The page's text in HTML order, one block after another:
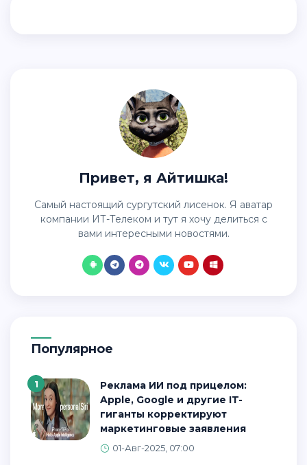
Привет, я Айтишка!
Самый настоящий сургутский лисенок. Я аватар
компании ИТ-Телеком и тут я хочу делиться с
вами интересными новостями.
Популярное
1
Реклама ИИ под прицелом:
Apple, Google и другие IT-
гиганты корректируют
маркетинговые заявления
01-Авг-2025, 07:00